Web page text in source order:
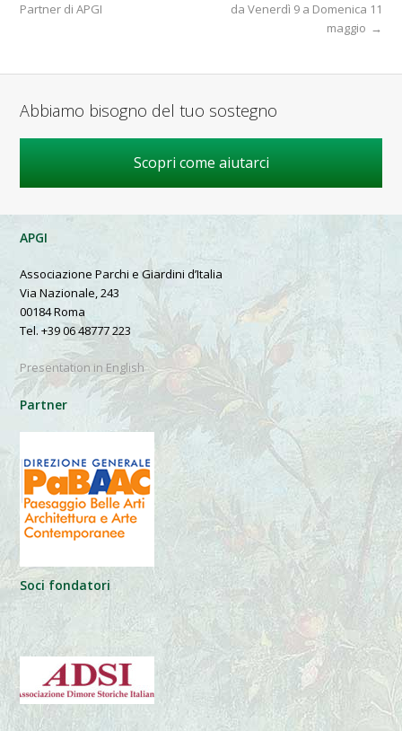
da Venerdì 9 a Domenica 11
maggio →
Partner di APGI
Abbiamo bisogno del tuo sostegno
Scopri come aiutarci
APGI
Associazione Parchi e Giardini d’Italia
Via Nazionale, 243
00184 Roma
Tel. +39 06 48777 223
Presentation in English
Partner
Soci fondatori